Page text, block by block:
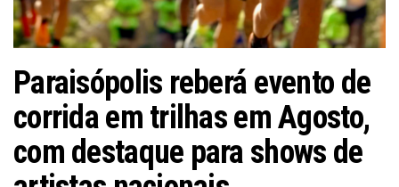
Paraisópolis reberá evento de
corrida em trilhas em Agosto,
com destaque para shows de